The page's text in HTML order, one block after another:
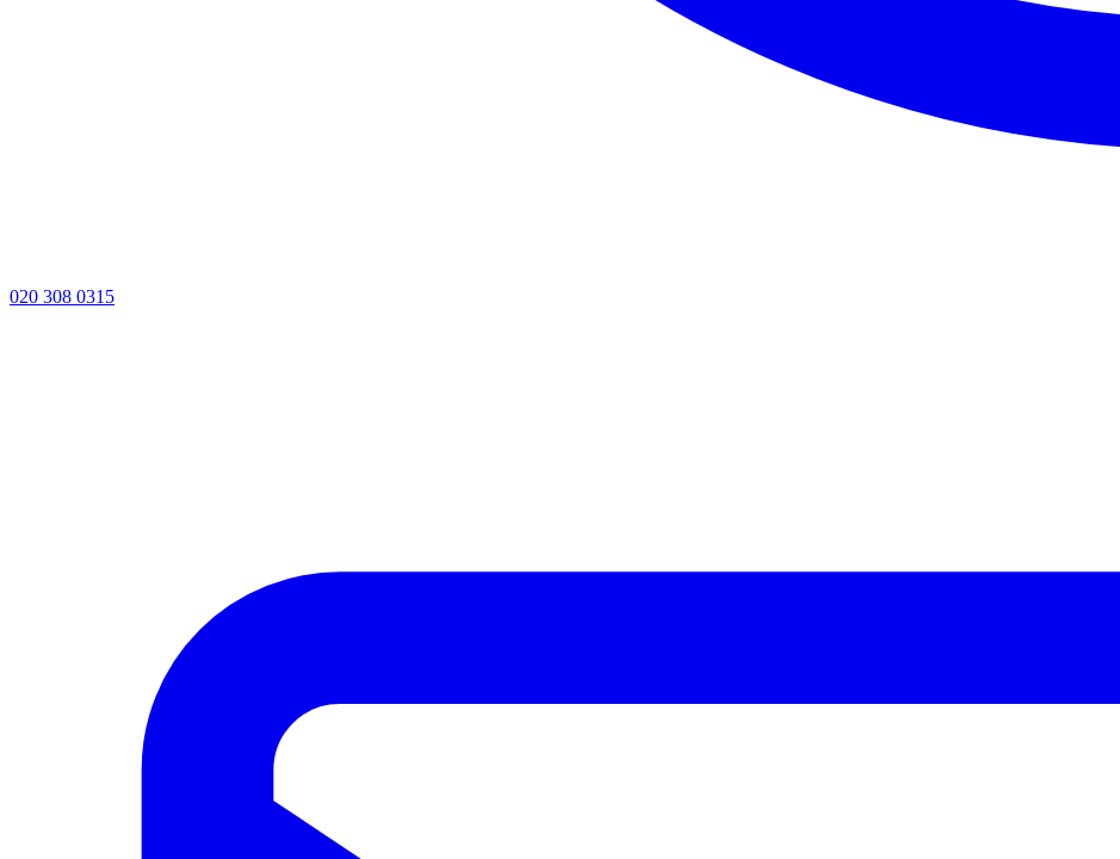
020 308 0315